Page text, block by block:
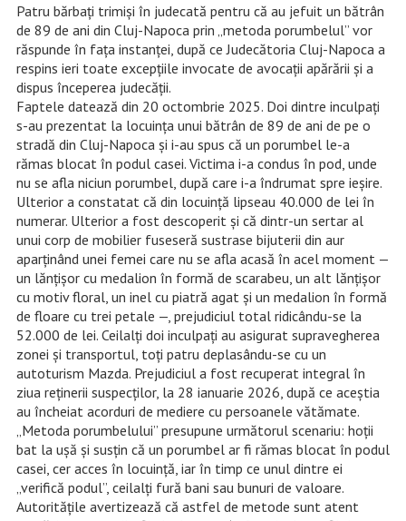
Patru bărbați trimiși în judecată pentru că au jefuit un bătrân
de 89 de ani din Cluj-Napoca prin „metoda porumbelul” vor
răspunde în fața instanței, după ce Judecătoria Cluj-Napoca a
respins ieri toate excepțiile invocate de avocații apărării și a
dispus începerea judecății.
Faptele datează din 20 octombrie 2025. Doi dintre inculpați
s-au prezentat la locuința unui bătrân de 89 de ani de pe o
stradă din Cluj-Napoca și i-au spus că un porumbel le-a
rămas blocat în podul casei. Victima i-a condus în pod, unde
nu se afla niciun porumbel, după care i-a îndrumat spre ieșire.
Ulterior a constatat că din locuință lipseau 40.000 de lei în
numerar. Ulterior a fost descoperit și că dintr-un sertar al
unui corp de mobilier fuseseră sustrase bijuterii din aur
aparținând unei femei care nu se afla acasă în acel moment —
un lănțișor cu medalion în formă de scarabeu, un alt lănțișor
cu motiv floral, un inel cu piatră agat și un medalion în formă
de floare cu trei petale —, prejudiciul total ridicându-se la
52.000 de lei. Ceilalți doi inculpați au asigurat supravegherea
zonei și transportul, toți patru deplasându-se cu un
autoturism Mazda. Prejudiciul a fost recuperat integral în
ziua reținerii suspecților, la 28 ianuarie 2026, după ce aceștia
au încheiat acorduri de mediere cu persoanele vătămate.
„Metoda porumbelului” presupune următorul scenariu: hoții
bat la ușă și susțin că un porumbel ar fi rămas blocat în podul
casei, cer acces în locuință, iar în timp ce unul dintre ei
„verifică podul”, ceilalți fură bani sau bunuri de valoare.
Autoritățile avertizează că astfel de metode sunt atent